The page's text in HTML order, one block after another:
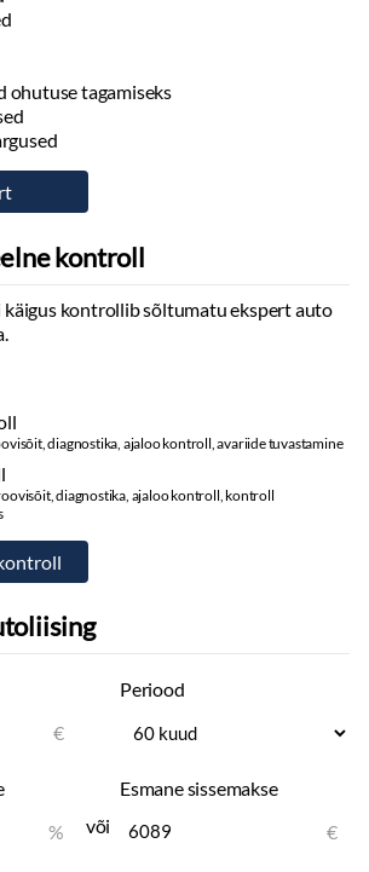
ohutuse tagamiseks
kontroll
kontrollib sõltumatu ekspert auto
diagnostika, ajaloo kontroll, avariide tuvastamine
diagnostika, ajaloo kontroll, kontroll
€
Periood
%
või
Esmane sissemakse
€